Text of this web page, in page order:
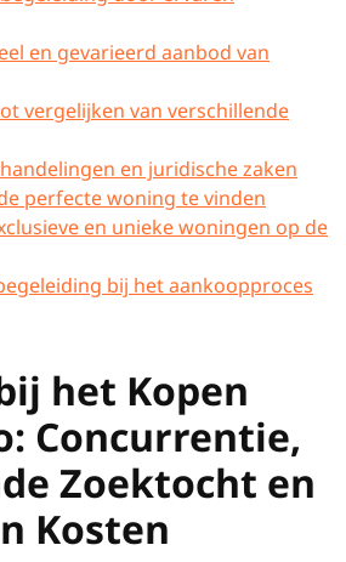
en gevarieerd aanbod van
vergelijken van verschillende
en juridische zaken
perfecte woning te vinden
en unieke woningen op de
bij het aankoopproces
het Kopen
Concurrentie,
Zoektocht en
Kosten